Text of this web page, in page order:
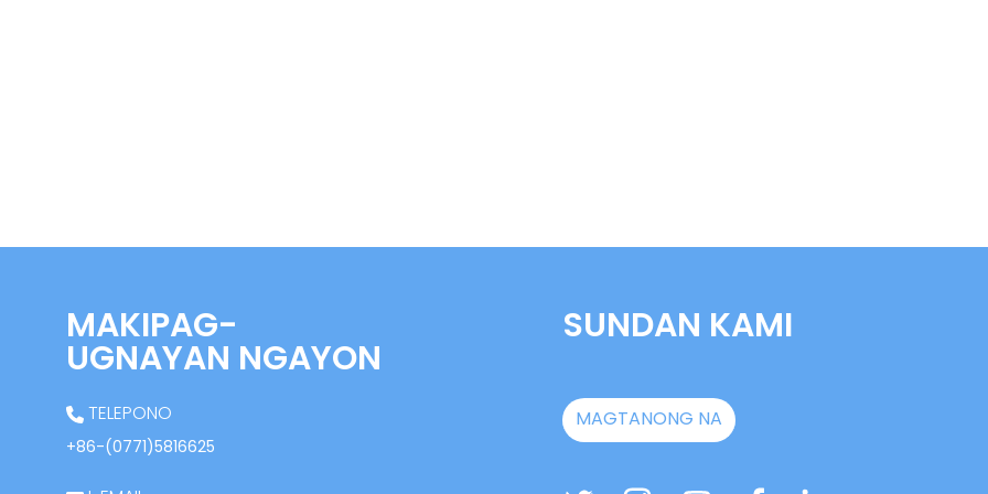
MAKIPAG-
UGNAYAN NGAYON
TELEPONO
+86-(0771)5816625
SUNDAN KAMI
MAGTANONG NA